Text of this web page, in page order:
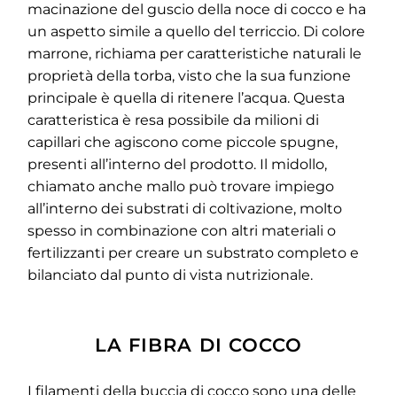
macinazione del guscio della noce di cocco e ha
un aspetto simile a quello del terriccio. Di colore
marrone, richiama per caratteristiche naturali le
proprietà della torba, visto che la sua funzione
principale è quella di ritenere l’acqua. Questa
caratteristica è resa possibile da milioni di
capillari che agiscono come piccole spugne,
presenti all’interno del prodotto. Il midollo,
chiamato anche mallo può trovare impiego
all’interno dei substrati di coltivazione, molto
spesso in combinazione con altri materiali o
fertilizzanti per creare un substrato completo e
bilanciato dal punto di vista nutrizionale.
LA FIBRA DI COCCO
I filamenti della buccia di cocco sono una delle